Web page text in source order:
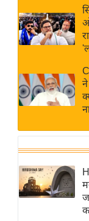
Hindi
क्रिकेट
IPL
ई-पेपर
मिसाल
यंग
साहित्य
ऑटो
न्यूज
ने